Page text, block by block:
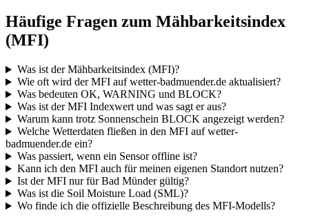
Häufige Fragen zum Mähbarkeitsindex
(MFI)
Was ist der Mähbarkeitsindex (MFI)?
Wie oft wird der MFI auf wetter-badmuender.de aktualisiert?
Was bedeuten OK, WARNING und BLOCK?
Was ist der MFI Indexwert und was sagt er aus?
Warum kann trotz Sonnenschein BLOCK angezeigt werden?
Welche Wetterdaten fließen in den MFI auf wetter-
badmuender.de ein?
Was passiert, wenn ein Sensor offline ist?
Kann ich den MFI auch für meinen eigenen Standort nutzen?
Ist der MFI nur für Bad Münder gültig?
Was ist die Soil Moisture Load (SML)?
Wo finde ich die offizielle Beschreibung des MFI-Modells?